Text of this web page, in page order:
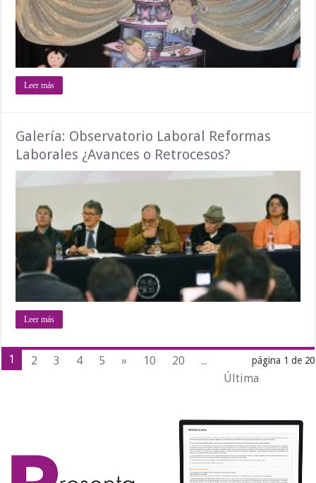
Leer más
Galería: Observatorio Laboral Reformas
Laborales ¿Avances o Retrocesos?
Leer más
página 1 de 20
1 2 3 4 5 » 10 20
...
Última